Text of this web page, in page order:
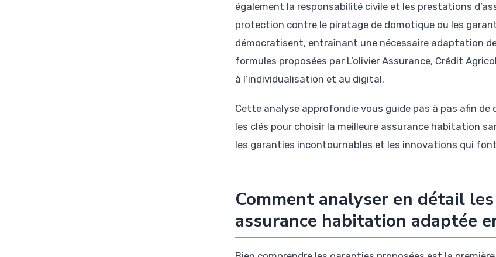
également la responsabilité civile et les prestations
protection contre le piratage de domotique ou les
démocratisent, entraînant une nécessaire adaptation
formules proposées par L’olivier Assurance, Crédit
à l’individualisation et au digital.
Cette analyse approfondie vous guide pas à pas afin
les clés pour choisir la meilleure assurance habitation
les garanties incontournables et les innovations qui
Comment analyser en détail
assurance habitation adaptée